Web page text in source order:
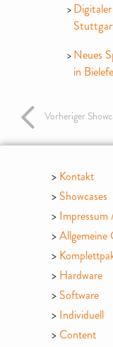
Neues
in
Vorheriger
Kontakt
Showcases
Allgemeine
Hardware
Software
Individuell
Content